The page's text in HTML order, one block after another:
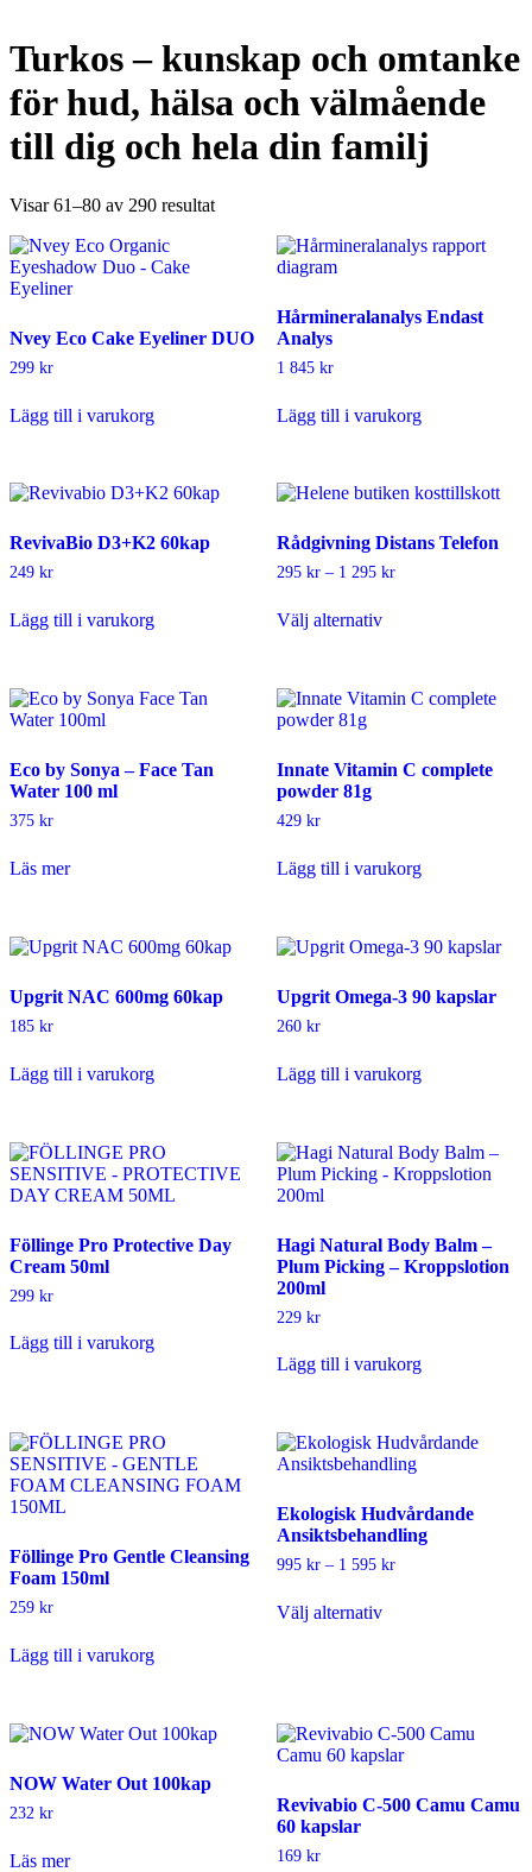
Turkos – kunskap och omtanke
för hud, hälsa och välmående
till dig och hela din familj
Visar 61–80 av 290 resultatSortera
popularitet
Nvey Eco Cake Eyeliner DUO
299 kr
Lägg till i varukorg
Hårmineralanalys Endast
Analys
1 845 kr
Lägg till i varukorg
RevivaBio D3+K2 60kap
249 kr
Lägg till i varukorg
Rådgivning Distans Telefon
295 kr – 1 295 krPrisintervall:
Välj alternativhär
varianter.
alternativen
Eco by Sonya – Face Tan
Water 100 ml
375 kr
Läs mer
Innate Vitamin C complete
powder 81g
429 kr
Lägg till i varukorg
Upgrit NAC 600mg 60kap
185 kr
Lägg till i varukorg
Upgrit Omega-3 90 kapslar
260 kr
Lägg till i varukorg
Föllinge Pro Protective Day
Cream 50ml
299 kr
Lägg till i varukorg
Hagi Natural Body Balm –
Plum Picking – Kroppslotion
200ml
229 kr
Lägg till i varukorg
Föllinge Pro Gentle Cleansing
Foam 150ml
259 kr
Lägg till i varukorg
Ekologisk Hudvårdande
Ansiktsbehandling
995 kr – 1 595 krPrisintervall:
Välj alternativhär
olika
alternativen
väljas
NOW Water Out 100kap
232 kr
Läs mer
Revivabio C-500 Camu Camu
60 kapslar
169 kr